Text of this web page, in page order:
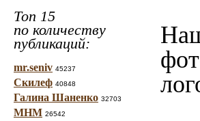
Топ 15
по количеству
публикаций:
mr.seniv 45237
Скилеф 40848
Галина Шаненко 32703
МНМ 26542